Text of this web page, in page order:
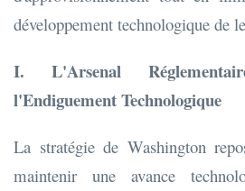
développement technologique de
I. L'Arsenal
l'Endiguement Technologique
La stratégie de Washington
maintenir une avance